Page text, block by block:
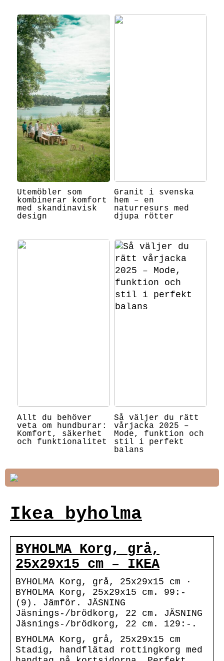
Utemöbler som
kombinerar komfort
med skandinavisk
design
Granit i svenska
hem – en
naturresurs med
djupa rötter
Allt du behöver
veta om hundburar:
Komfort, säkerhet
och funktionalitet
Så väljer du rätt
vårjacka 2025 –
Mode, funktion och
stil i perfekt
balans
Ikea byholma
BYHOLMA Korg, grå,
25x29x15 cm – IKEA
BYHOLMA Korg, grå, 25x29x15 cm ·
BYHOLMA Korg, 25x29x15 cm. 99:-
(9). Jämför. JÄSNING
Jäsnings-/brödkorg, 22 cm. JÄSNING
Jäsnings-/brödkorg, 22 cm. 129:-.
BYHOLMA Korg, grå, 25x29x15 cm
Stadig, handflätad rottingkorg med